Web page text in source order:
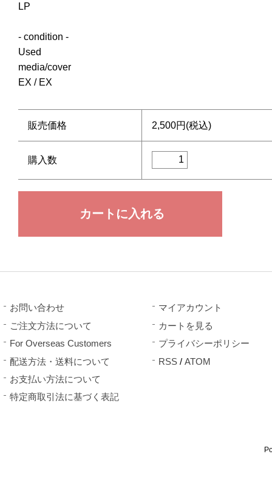
LP
- condition -
Used
media/cover
EX / EX
販売価格 2,500円(税込)
購入数
お問い合わせ
ご注文方法について
For Overseas Customers
配送方法・送料について
お支払い方法について
特定商取引法に基づく表記
マイアカウント
カートを見る
プライバシーポリシー
RSS / ATOM